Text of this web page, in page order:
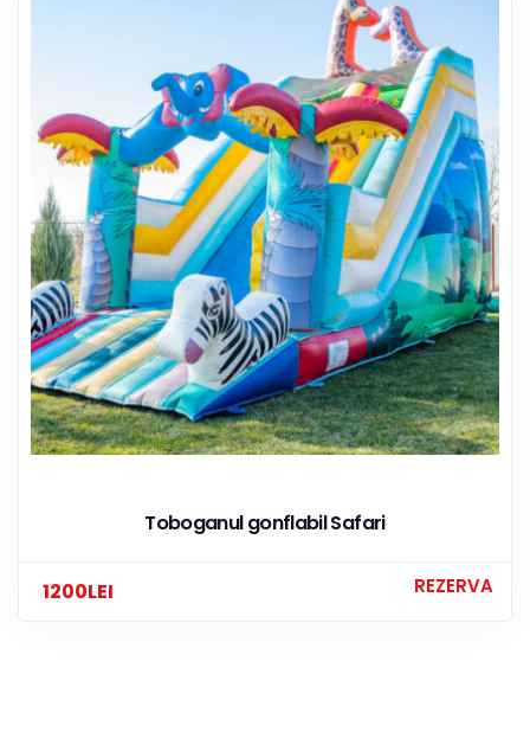
Toboganul gonflabil Safari
1200LEI REZERVA